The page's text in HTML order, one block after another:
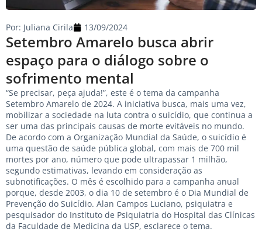
Setembro Amarelo busca abrir
espaço para o diálogo sobre o
sofrimento mental
Por: Juliana Cirila 13/09/2024
“Se precisar, peça ajuda!”, este é o tema da campanha
Setembro Amarelo de 2024. A iniciativa busca, mais uma vez,
mobilizar a sociedade na luta contra o suicídio, que continua a
ser uma das principais causas de morte evitáveis no mundo.
De acordo com a Organização Mundial da Saúde, o suicídio é
uma questão de saúde pública global, com mais de 700 mil
mortes por ano, número que pode ultrapassar 1 milhão,
segundo estimativas, levando em consideração as
subnotificações. O mês é escolhido para a campanha anual
porque, desde 2003, o dia 10 de setembro é o Dia Mundial de
Prevenção do Suicídio. Alan Campos Luciano, psiquiatra e
pesquisador do Instituto de Psiquiatria do Hospital das Clínicas
da Faculdade de Medicina da USP, esclarece o tema.